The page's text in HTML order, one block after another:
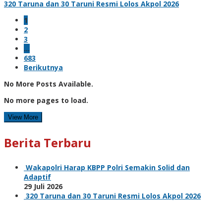
320 Taruna dan 30 Taruni Resmi Lolos Akpol 2026
1
2
3
…
683
Berikutnya
No More Posts Available.
No more pages to load.
View More
Berita Terbaru
Wakapolri Harap KBPP Polri Semakin Solid dan
Adaptif
29 Juli 2026
320 Taruna dan 30 Taruni Resmi Lolos Akpol 2026